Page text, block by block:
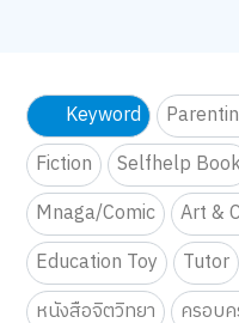
1… 12
Keyword
Fiction
Selfhelp